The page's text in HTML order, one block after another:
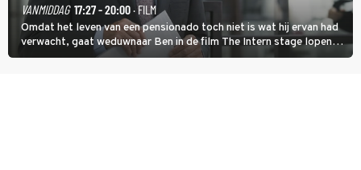
VANMIDDAG 17:27 - 20:00· FILM
Omdat het leven van een pensionado toch niet is wat hij ervan had
verwacht, gaat weduwnaar Ben in de film The Intern stage lopen
bij de hippe webwinkel van Jules, wat een gouden zet blijkt te zijn.